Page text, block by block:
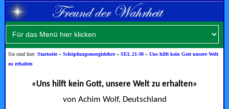
Sie sind hier:Startseite»Schöpfungsenergielehre»SEL 21-30 »Uns hilft kein Gott unsere Welt
zu erhalten
«Uns hilft kein Gott, unsere Welt zu erhalten»
von Achim Wolf, Deutschland